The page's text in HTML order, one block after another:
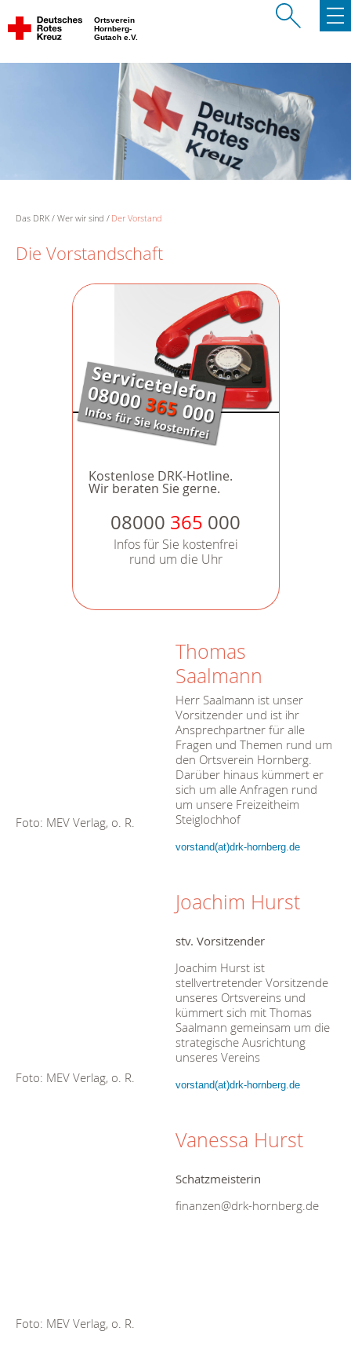
Ortsverein
Hornberg-
Gutach e.V.
Das DRK Wer wir sind Der Vorstand
Die Vorstandschaft
Kostenlose DRK-Hotline.
Wir beraten Sie gerne.
08000 365 000
Infos für Sie kostenfrei
rund um die Uhr
Foto: MEV Verlag, o. R.
Thomas
Saalmann
Herr Saalmann ist unser
Vorsitzender und ist ihr
Ansprechpartner für alle
Fragen und Themen rund um
den Ortsverein Hornberg.
Darüber hinaus kümmert er
sich um alle Anfragen rund
um unsere Freizeitheim
Steiglochhof
vorstand(at)drk-hornberg.de
Foto: MEV Verlag, o. R.
Joachim Hurst
stv. Vorsitzender
Joachim Hurst ist
stellvertretender Vorsitzende
unseres Ortsvereins und
kümmert sich mit Thomas
Saalmann gemeinsam um die
strategische Ausrichtung
unseres Vereins
vorstand(at)drk-hornberg.de
Foto: MEV Verlag, o. R.
Vanessa Hurst
Schatzmeisterin
finanzen@drk-hornberg.de